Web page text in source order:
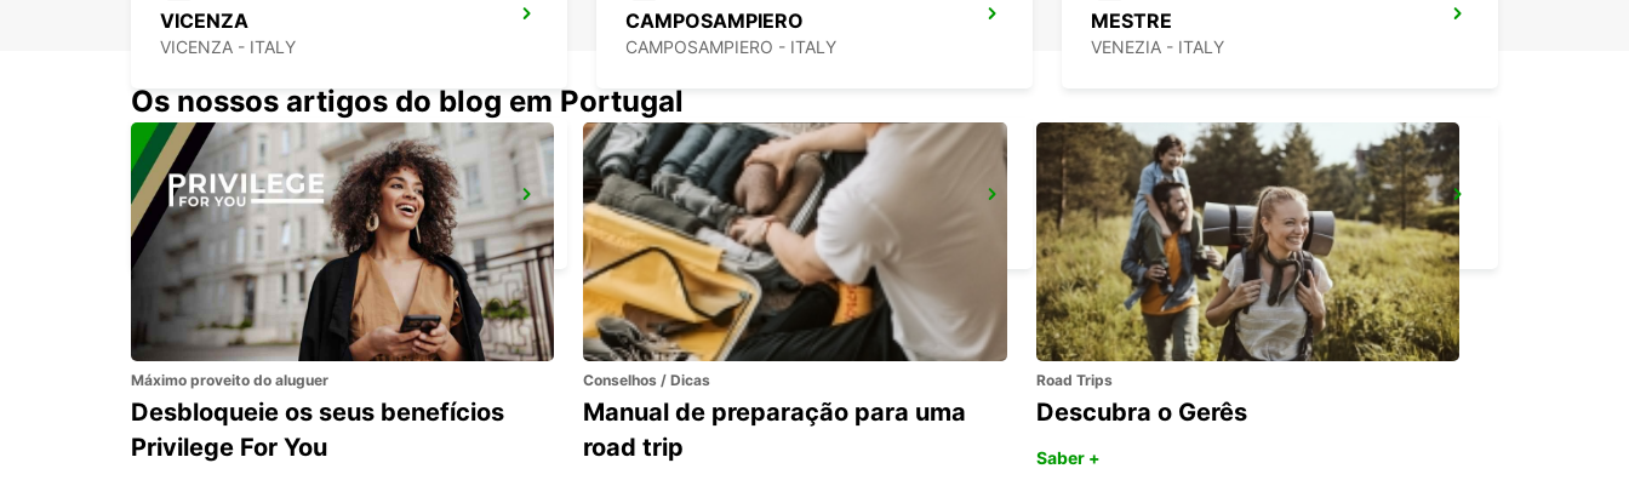
VICENZA
VICENZA - ITALY
CAMPOSAMPIERO
CAMPOSAMPIERO - ITALY
MESTRE
VENEZIA - ITALY
VENEZA
VENEZIA - ITALY
AEROPORTO DE VENEZA
VENEZIA - ITALY
AEROPORTO DE BOLONHA
BOLOGNA - ITALY
Os nossos artigos do blog em Portugal
Máximo proveito do aluguer
Desbloqueie os seus benefícios
Privilege For You
Conselhos / Dicas
Manual de preparação para uma
road trip
Road Trips
Descubra o Gerês
Saber +